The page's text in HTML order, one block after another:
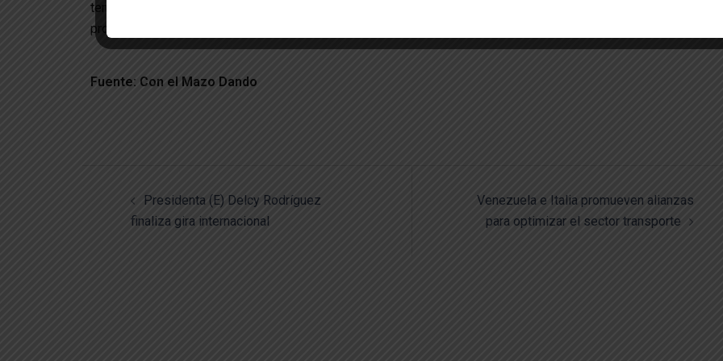
territorio de paz, mediante el propósito de cuidar su legado y defender los derechos de una Venezuela
prospera a través de la unión cívico-militar-policial.
Fuente: Con el Mazo Dando
Presidenta (E) Delcy Rodríguez
finaliza gira internacional
Venezuela e Italia promueven alianzas
para optimizar el sector transporte